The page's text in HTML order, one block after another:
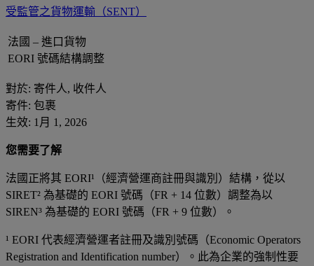
受監管之貨物運輸（SENT）
法國 – 進口貨物
EORI 號碼結構調整
對於: 寄件人, 收件人
寄件: 包裹
生效: 1月 1, 2026
您需要了解
法國正將其 EORI¹（經濟營運商註冊與識別）結構，從以
SIRET² 為基礎的 EORI 號碼（FR + 14 位數）調整為以
SIREN³ 為基礎的 EORI 號碼（FR + 9 位數）。
¹ EORI 代表經濟營運者註冊及識別號碼（Economic Operators
Registration and Identification number）。此為企業的強制性要